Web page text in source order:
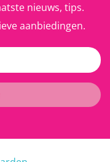
nieuws, tips.
aanbiedingen.